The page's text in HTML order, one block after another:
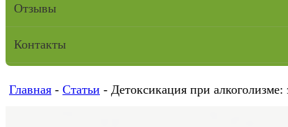
Отзывы
Контакты
Главная - Статьи - Детоксикация при